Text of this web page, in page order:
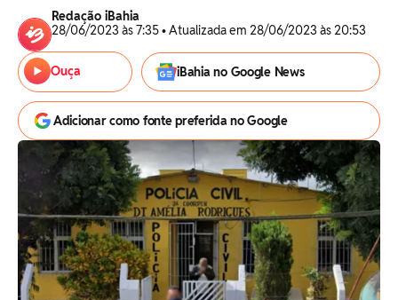
Redação iBahia
28/06/2023 às 7:35 • Atualizada em 28/06/2023 às 20:53
Ouça iBahia no Google News
Adicionar como fonte preferida no Google